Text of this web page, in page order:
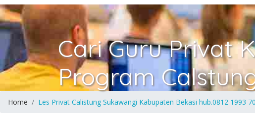
Cari Guru Privat
Program
Home Les Privat Calistung Sukawangi Kabupaten Bekasi hub.0812 1993